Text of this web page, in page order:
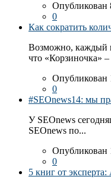
Опубликован
0
Как сократить
Возможно, каждый
что «Корзиночка» –
Опубликован
0
#SEOnews14: мы
У SEOnews
SEOnews по...
Опубликован
0
5 книг от